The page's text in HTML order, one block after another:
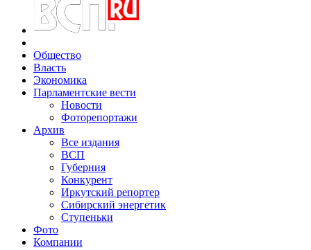
Общество
Власть
Экономика
Парламентские вести
Новости
Фоторепортажи
Архив
Все издания
ВСП
Губерния
Конкурент
Иркутский репортер
Сибирский энергетик
Ступеньки
Фото
Компании